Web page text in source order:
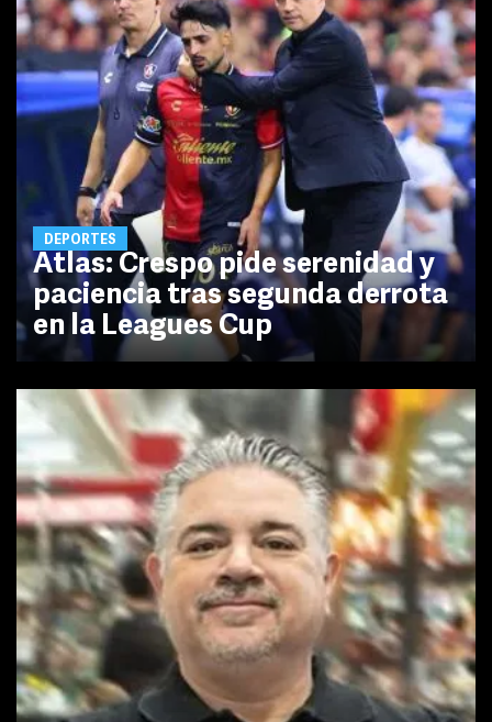
DEPORTES
Atlas: Crespo pide serenidad y
paciencia tras segunda derrota
en la Leagues Cup